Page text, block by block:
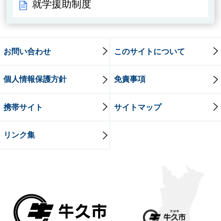
就学援助制度
お問い合わせ このサイトについて
個人情報保護方針 免責事項
携帯サイト サイトマップ
リンク集